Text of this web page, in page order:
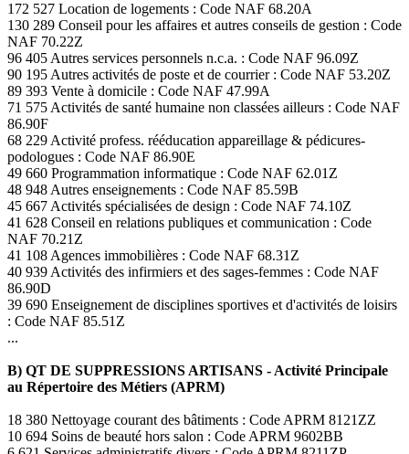
172 527 Location de logements : Code NAF 68.20A
130 289 Conseil pour les affaires et autres conseils de gestion : Code
NAF 70.22Z
96 405 Autres services personnels n.c.a. : Code NAF 96.09Z
90 195 Autres activités de poste et de courrier : Code NAF 53.20Z
89 393 Vente à domicile : Code NAF 47.99A
71 575 Activités de santé humaine non classées ailleurs : Code NAF
86.90F
68 229 Activité profess. rééducation appareillage & pédicures-
podologues : Code NAF 86.90E
49 660 Programmation informatique : Code NAF 62.01Z
48 948 Autres enseignements : Code NAF 85.59B
45 667 Activités spécialisées de design : Code NAF 74.10Z
41 628 Conseil en relations publiques et communication : Code
NAF 70.21Z
41 108 Agences immobilières : Code NAF 68.31Z
40 939 Activités des infirmiers et des sages-femmes : Code NAF
86.90D
39 690 Enseignement de disciplines sportives et d'activités de loisirs
: Code NAF 85.51Z
...
B) QT DE SUPPRESSIONS ARTISANS - Activité Principale
au Répertoire des Métiers (APRM)
18 380 Nettoyage courant des bâtiments : Code APRM 8121ZZ
10 694 Soins de beauté hors salon : Code APRM 9602BB